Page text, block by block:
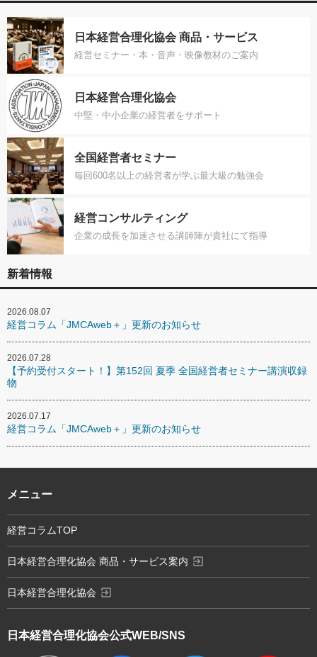
日本経営合理化協会 商品・サービス
経営セミナー・本・音声・映像教材のご案内
日本経営合理化協会
中堅・中小企業の経営者をサポート
全国経営者セミナー
毎回600名以上の経営者が学ぶ最大級の勉強会
経営コンサルティング
企業の成長を加速させる講師陣が貴社にて指導
新着情報
2026.08.07
経営コラム「JMCAweb＋」更新のお知らせ
2026.07.28
【予約受付スタート！】第152回 夏季 全国経営者セミナー講演収録
物
2026.07.17
経営コラム「JMCAweb＋」更新のお知らせ
日本経営合理化協会公式WEB/SNS
メニュー
経営コラムTOP
日本経営合理化協会 商品・サービス案内 exit_to_app
日本経営合理化協会 exit_to_app